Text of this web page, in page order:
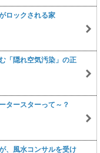
ロックされる家
「隠れ空気汚染」の正
タースターって～？
、風水コンサルを受け